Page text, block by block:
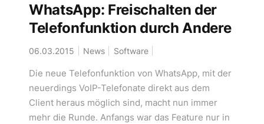
WhatsApp: Freischalten der
Telefonfunktion durch Andere
06.03.2015 News Software
Die neue Telefonfunktion von WhatsApp, mit der
neuerdings VoIP-Telefonate direkt aus dem
Client heraus möglich sind, macht nun immer
mehr die Runde. Anfangs war das Feature nur in